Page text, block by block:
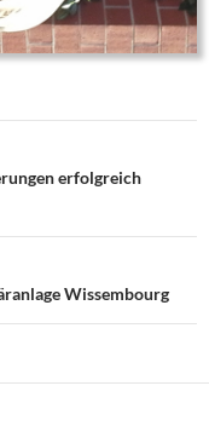
erfolgreich
Wissembourg